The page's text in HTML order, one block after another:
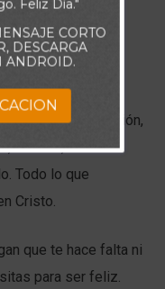
corporalmente
2:9)— es el
toda bendición y
todo lo que
fortaleza, provisión,
bondad, dominio
Todo lo que
Cristo.
que te hace falta ni
para ser feliz.
Feliz Día."
CORTO
DESCARGA
ANDROID.